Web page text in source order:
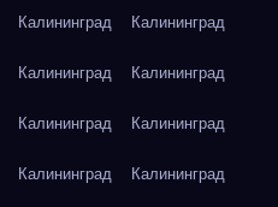
Калининград Калининград
Калининград Калининград
Калининград Калининград
Калининград Калининград